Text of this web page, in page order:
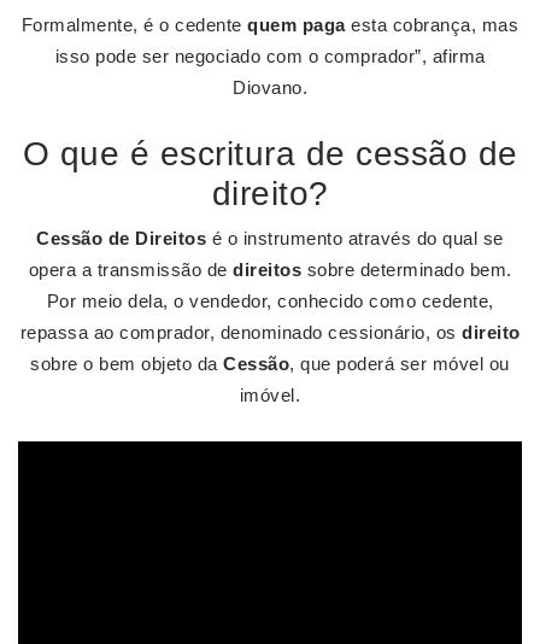
Formalmente, é o cedentequem pagaesta cobrança, mas
isso pode ser negociado com o comprador”, afirma
Diovano.
O que é escritura de cessão de
direito?
Cessão de Direitos é o instrumento através do qual se
opera a transmissão de direitos sobre determinado bem.
Por meio dela, o vendedor, conhecido como cedente,
repassa ao comprador, denominado cessionário, os direito
sobre o bem objeto daCessão, que poderá ser móvel ou
imóvel.